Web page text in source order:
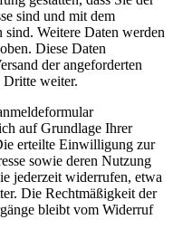
sind und mit dem
sind. Weitere Daten werden
Diese Daten
der angeforderten
Dritte weiter.
auf Grundlage Ihrer
erteilte Einwilligung zur
sowie deren Nutzung
jederzeit widerrufen, etwa
Die Rechtmäßigkeit der
bleibt vom Widerruf